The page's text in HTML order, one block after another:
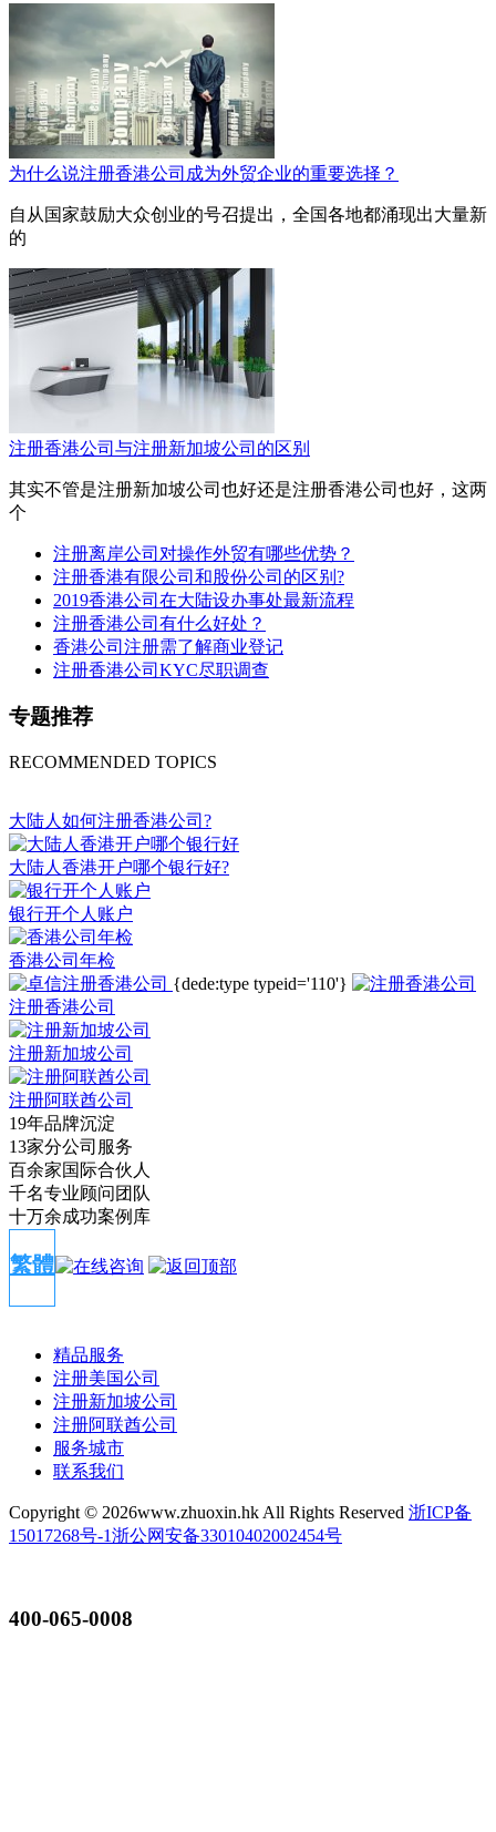
为什么说注册香港公司成为外贸企业的重要选择？
自从国家鼓励大众创业的号召提出，全国各地都涌现出大量新
的
注册香港公司与注册新加坡公司的区别
其实不管是注册新加坡公司也好还是注册香港公司也好，这两
个
注册离岸公司对操作外贸有哪些优势？
注册香港有限公司和股份公司的区别?
2019香港公司在大陆设办事处最新流程
注册香港公司有什么好处？
香港公司注册需了解商业登记
注册香港公司KYC尽职调查
专题推荐
RECOMMENDED TOPICS
大陆人如何注册香港公司?
大陆人香港开户哪个银行好?
银行开个人账户
香港公司年检
{dede:type typeid='110'}
注册香港公司
注册新加坡公司
注册阿联酋公司
19年品牌沉淀
13家分公司服务
百余家国际合伙人
千名专业顾问团队
十万余成功案例库
繁體
精品服务
注册美国公司
注册新加坡公司
注册阿联酋公司
服务城市
联系我们
Copyright © 2026www.zhuoxin.hk All Rights Reserved 浙ICP备
15017268号-1浙公网安备33010402002454号
400-065-0008